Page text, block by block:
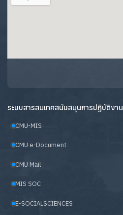
ระบบสารสนเทศสนับสนุนการปฏิบัติงาน
CMU-MIS
CMU e-Document
CMU Mail
MIS SOC
E-SOCIALSCIENCES